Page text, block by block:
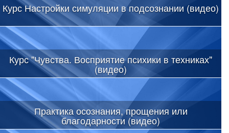
Курс Настройки симуляции в подсознании (видео)
Курс "Чувства. Восприятие психики в техниках"
(видео)
Практика осознания, прощения или
благодарности (видео)